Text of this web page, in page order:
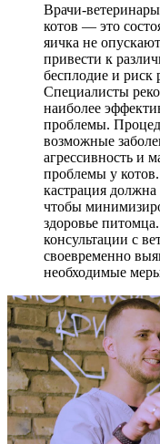
Врачи-
котов — это
яичка не
привести к
бесплодие и риск
Специалисты
наиболее
проблемы.
возможные
агрессивность и
проблемы у
кастрация должна
чтобы
здоровье
консультации с
своевременно
необходимые